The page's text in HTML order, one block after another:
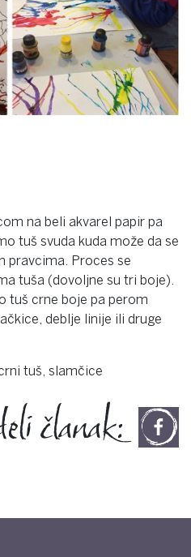
na beli akvarel papir pa
tuš svuda kuda može da se
pravcima. Proces se
tuša (dovoljne su tri boje).
tuš crne boje pa perom
deblje linije ili druge
tuš, slamčice
članak: